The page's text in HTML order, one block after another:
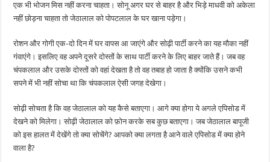
एक भी भोजन मिस नहीं करना चाहता। सोनू अगर घर से बाहर है और भिड़े माधवी को अकेला
नहीं छोड़ना चाहता तो जेठालाल को पोपटलाल के घर खाना पड़ेगा।
रोशन और गोगी एक-दो दिन में घर वापस आ जाएंगे और सोढ़ी पार्टी करने का यह मौका नहीं
गंवाएंगे। इसलिए वह अपने दूसरे दोस्तों के साथ पार्टी करने के लिए बाहर जाते हैं। जब वह
चंपकलाल और उसके दोस्तों को वहां देखता है तो वह तबाह हो जाता है क्योंकि उसने कभी
सपने में भी नहीं सोचा था कि चंपकलाल ऐसी जगह देखेगा।
सोढ़ी सोचता है कि वह जेठालाल को यह कैसे बताएगा। आगे क्या होगा ये अगले एपिसोड में
देखने को मिलेगा। सोढ़ी जेठालाल को फ़ोन करके सब कुछ बताएगा। जब जेठालाल बापूजी
को इस हालत में देखेंगे तो क्या सोचेंगे? आपको क्या लगता है आने वाले एपिसोड में क्या होने
वाला है?